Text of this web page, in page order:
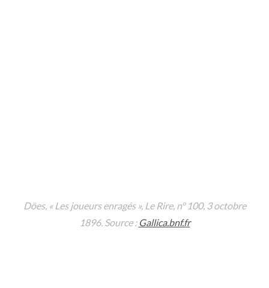
Döes, « Les joueurs enragés », Le Rire, n° 100, 3 octobre
1896. Source : Gallica.bnf.fr